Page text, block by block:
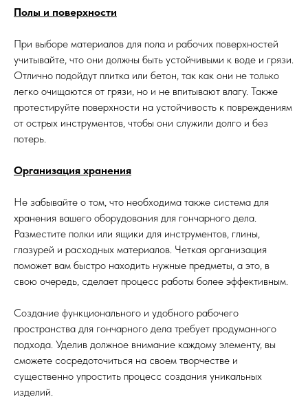
Полы и поверхности
При выборе материалов для пола и рабочих поверхностей
учитывайте, что они должны быть устойчивыми к воде и грязи.
Отлично подойдут плитка или бетон, так как они не только
легко очищаются от грязи, но и не впитывают влагу. Также
протестируйте поверхности на устойчивость к повреждениям
от острых инструментов, чтобы они служили долго и без
потерь.
Организация хранения
Не забывайте о том, что необходима также система для
хранения вашего оборудования для гончарного дела.
Разместите полки или ящики для инструментов, глины,
глазурей и расходных материалов. Четкая организация
поможет вам быстро находить нужные предметы, а это, в
свою очередь, сделает процесс работы более эффективным.
Создание функционального и удобного рабочего
пространства для гончарного дела требует продуманного
подхода. Уделив должное внимание каждому элементу, вы
сможете сосредоточиться на своем творчестве и
существенно упростить процесс создания уникальных
изделий.